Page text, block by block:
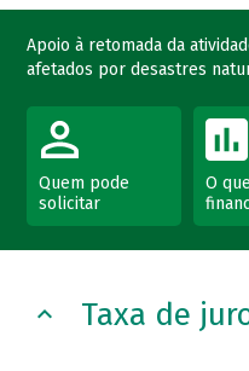
Apoio à retomada da
afetados por desastres
Quem pode
solicitar
O
Taxa de